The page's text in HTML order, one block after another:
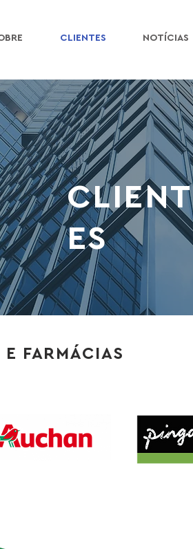
CLIENTES NOTÍCIAS
CLIENT
ES
FARMÁCIAS